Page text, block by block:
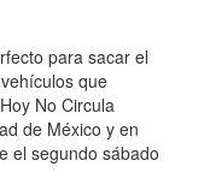
para sacar el
que
No Circula
de México y en
el segundo sábado